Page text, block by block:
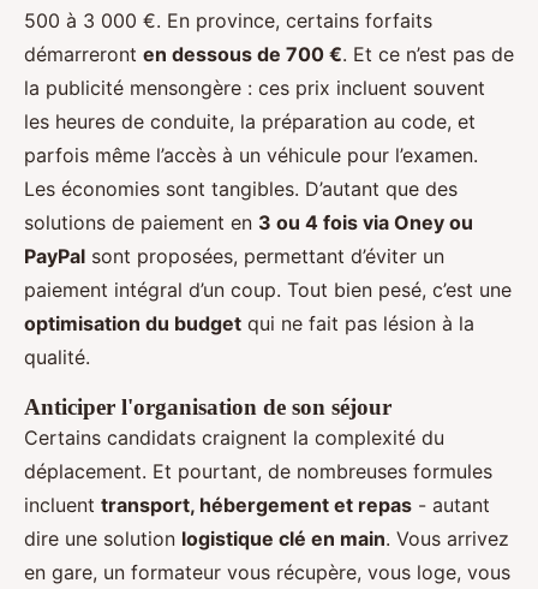
500 à 3 000 €. En province, certains forfaits
démarreront en dessous de 700 €. Et ce n’est pas de
la publicité mensongère : ces prix incluent souvent
les heures de conduite, la préparation au code, et
parfois même l’accès à un véhicule pour l’examen.
Les économies sont tangibles. D’autant que des
solutions de paiement en 3 ou 4 fois via Oney ou
PayPal sont proposées, permettant d’éviter un
paiement intégral d’un coup. Tout bien pesé, c’est une
optimisation du budget qui ne fait pas lésion à la
qualité.
Anticiper l'organisation de son séjour
Certains candidats craignent la complexité du
déplacement. Et pourtant, de nombreuses formules
incluent transport, hébergement et repas - autant
dire une solution logistique clé en main. Vous arrivez
en gare, un formateur vous récupère, vous loge, vous